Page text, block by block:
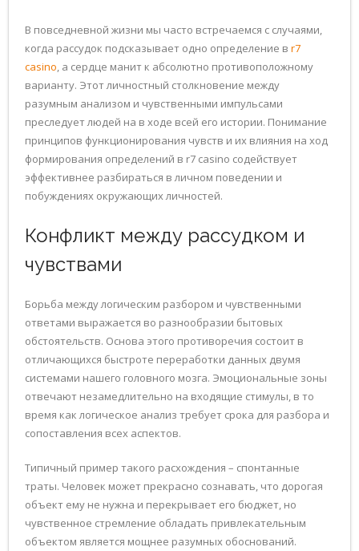
В повседневной жизни мы часто встречаемся с случаями,
когда рассудок подсказывает одно определение в r7
casino, а сердце манит к абсолютно противоположному
варианту. Этот личностный столкновение между
разумным анализом и чувственными импульсами
преследует людей на в ходе всей его истории. Понимание
принципов функционирования чувств и их влияния на ход
формирования определений в r7 casino содействует
эффективнее разбираться в личном поведении и
побуждениях окружающих личностей.
Конфликт между рассудком и
чувствами
Борьба между логическим разбором и чувственными
ответами выражается во разнообразии бытовых
обстоятельств. Основа этого противоречия состоит в
отличающихся быстроте переработки данных двумя
системами нашего головного мозга. Эмоциональные зоны
отвечают незамедлительно на входящие стимулы, в то
время как логическое анализ требует срока для разбора и
сопоставления всех аспектов.
Типичный пример такого расхождения – спонтанные
траты. Человек может прекрасно сознавать, что дорогая
объект ему не нужна и перекрывает его бюджет, но
чувственное стремление обладать привлекательным
объектом является мощнее разумных обоснований.